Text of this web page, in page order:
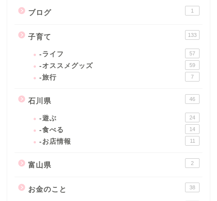
ブログ 1
子育て 133
-ライフ 57
-オススメグッズ 59
-旅行 7
石川県 46
-遊ぶ 24
-食べる 14
-お店情報 11
富山県 2
お金のこと 38